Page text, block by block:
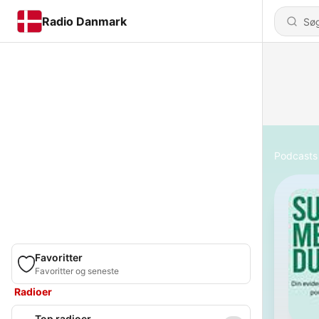
Radio Danmark
Favoritter
Favoritter og seneste
Radioer
Podcasts